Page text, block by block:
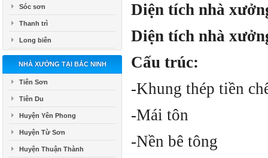
Sóc sơn
Thanh trì
Long biên
NHÀ XƯỞNG TẠI BẮC NINH
Tiên Sơn
Tiên Du
Huyện Yên Phong
Huyện Từ Sơn
Huyện Thuận Thành
Diện tích nhà
Diện tích nhà
Cấu trúc:
-Khung thép tiền
-Mái tôn
-Nền bê tông